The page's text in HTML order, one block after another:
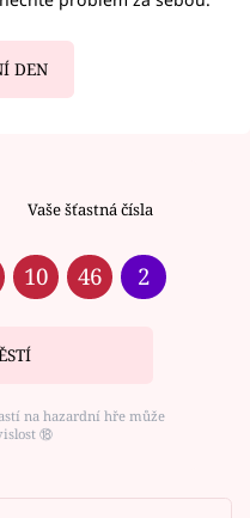
DEN
Vaše šťastná čísla
10 46 2
na hazardní hře může
⑱